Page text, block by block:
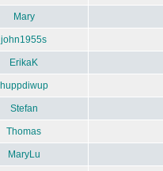
Mary
john1955s
ErikaK
huppdiwup
Stefan
Thomas
MaryLu